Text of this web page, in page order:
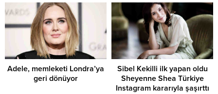
Adele, memleketi Londra’ya
geri dönüyor
Sibel Kekilli ilk yapan oldu
Sheyenne Shea Türkiye
Instagram kararıyla şaşırttı